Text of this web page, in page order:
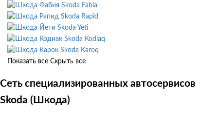
Skoda Fabia
Skoda Rapid
Skoda Yeti
Skoda Kodiaq
Skoda Karoq
Показать все Скрыть все
Сеть специализированных автосервисов
Skoda (Шкода)